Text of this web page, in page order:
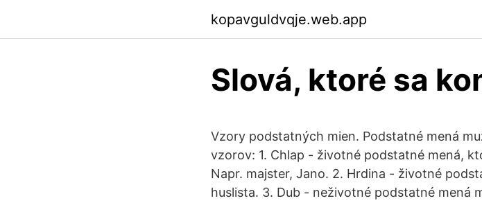
kopavguldvqje.web.app
Slová, ktoré sa
Vzory podstatných mien. Podstatné mená
vzorov: 1. Chlap - životné podstatné mená,
Napr. majster, Jano. 2. Hrdina - životné
huslista. 3. Dub - neživotné podstatné mená